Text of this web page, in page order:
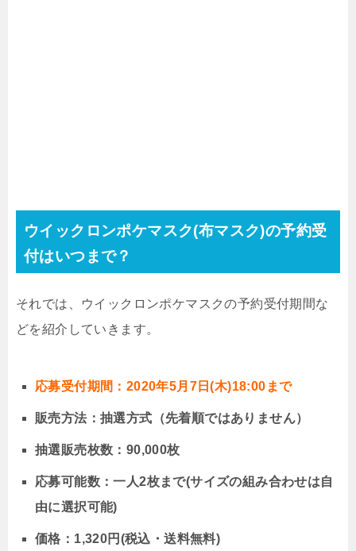
ウイックロンポケマスク(布マスク)の予約受
付はいつまで？
それでは、ウイックロンポケマスクの予約受付期間な
どを紹介していきます。
応募受付期間：2020年5月7日(木)18:00まで
販売方法：抽選方式（先着順ではありません）
抽選販売枚数：90,000枚
応募可能数：一人2枚まで(サイズの組み合わせは自
由に選択可能)
価格：1,320円(税込・送料無料)